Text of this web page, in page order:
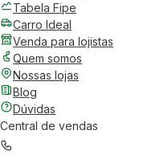
Tabela Fipe
Carro Ideal
Venda para lojistas
Quem somos
Nossas lojas
Blog
Dúvidas
Central de vendas